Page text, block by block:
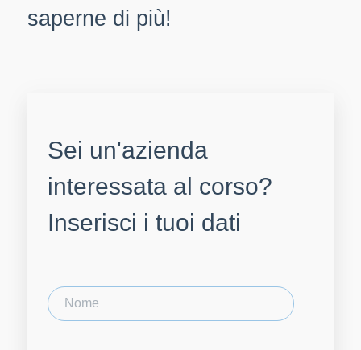
saperne di più!
Sei un'azienda
interessata al corso?
Inserisci i tuoi dati